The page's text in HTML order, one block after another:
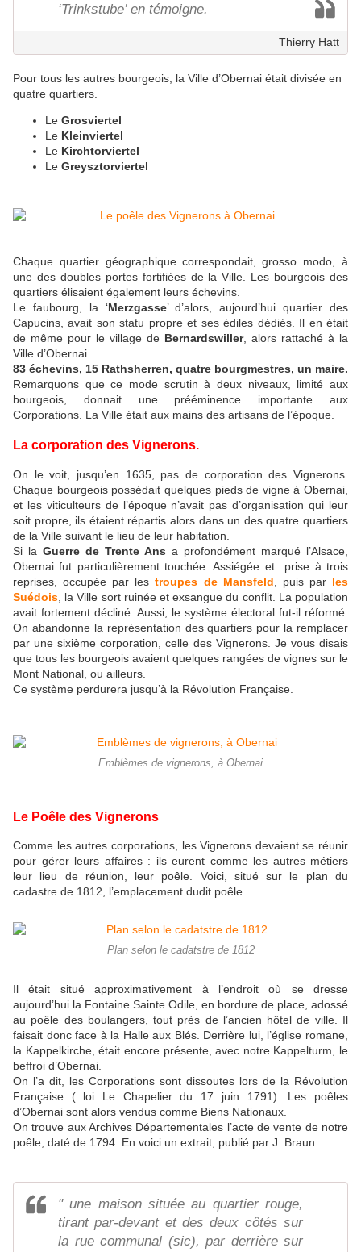
‘Trinkstube’ en témoigne.
Thierry Hatt
Pour tous les autres bourgeois, la Ville d’Obernai était divisée en
quatre quartiers.
Le Grosviertel
Le Kleinviertel
Le Kirchtorviertel
Le Greysztorviertel
Chaque quartier géographique correspondait, grosso modo, à
une des doubles portes fortifiées de la Ville. Les bourgeois des
quartiers élisaient également leurs échevins.
Le faubourg, la ‘Merzgasse’ d’alors, aujourd’hui quartier des
Capucins, avait son statu propre et ses édiles dédiés. Il en était
de même pour le village de Bernardswiller, alors rattaché à la
Ville d’Obernai.
83 échevins, 15 Rathsherren, quatre bourgmestres, un maire.
Remarquons que ce mode scrutin à deux niveaux, limité aux
bourgeois, donnait une prééminence importante aux
Corporations. La Ville était aux mains des artisans de l’époque.
La corporation des Vignerons.
On le voit, jusqu’en 1635, pas de corporation des Vignerons.
Chaque bourgeois possédait quelques pieds de vigne à Obernai,
et les viticulteurs de l’époque n’avait pas d’organisation qui leur
soit propre, ils étaient répartis alors dans un des quatre quartiers
de la Ville suivant le lieu de leur habitation.
Si la Guerre de Trente Ans a profondément marqué l’Alsace,
Obernai fut particulièrement touchée. Assiégée et prise à trois
reprises, occupée par lestroupes de Mansfeld , puis par les
Suédois , la Ville sort ruinée et exsangue du conflit. La population
avait fortement décliné. Aussi, le système électoral fut-il réformé.
On abandonne la représentation des quartiers pour la remplacer
par une sixième corporation, celle des Vignerons. Je vous disais
que tous les bourgeois avaient quelques rangées de vignes sur le
Mont National, ou ailleurs.
Ce système perdurera jusqu’à la Révolution Française.
Emblèmes de vignerons, à Obernai
Le Poêle des Vignerons
Comme les autres corporations, les Vignerons devaient se réunir
pour gérer leurs affaires : ils eurent comme les autres métiers
leur lieu de réunion, leur poêle. Voici, situé sur le plan du
cadastre de 1812, l’emplacement dudit poêle.
Plan selon le cadatstre de 1812
Il était situé approximativement à l’endroit où se dresse
aujourd’hui la Fontaine Sainte Odile, en bordure de place, adossé
au poêle des boulangers, tout près de l’ancien hôtel de ville. Il
faisait donc face à la Halle aux Blés. Derrière lui, l’église romane,
la Kappelkirche, était encore présente, avec notre Kappelturm, le
beffroi d’Obernai.
On l’a dit, les Corporations sont dissoutes lors de la Révolution
Française ( loi Le Chapelier du 17 juin 1791). Les poêles
d’Obernai sont alors vendus comme Biens Nationaux.
On trouve aux Archives Départementales l’acte de vente de notre
poêle, daté de 1794. En voici un extrait, publié par J. Braun.
" une maison située au quartier rouge,
tirant par-devant et des deux côtés sur
la rue communal (sic), par derrière sur